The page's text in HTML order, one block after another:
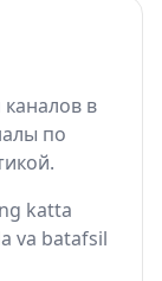
в
по
katta
va batafsil